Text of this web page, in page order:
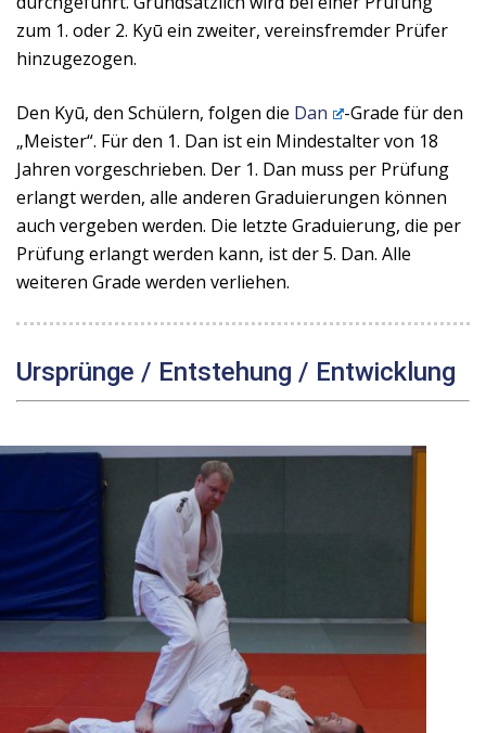
zum 1. oder 2. Kyū ein zweiter, vereinsfremder Prüfer
hinzugezogen.
Den Kyū, den Schülern, folgen die Dan
-Grade für den
„Meister“. Für den 1. Dan ist ein Mindestalter von 18
Jahren vorgeschrieben. Der 1. Dan muss per Prüfung
erlangt werden, alle anderen Graduierungen können
auch vergeben werden. Die letzte Graduierung, die per
Prüfung erlangt werden kann, ist der 5. Dan. Alle
weiteren Grade werden verliehen.
Ursprünge / Entstehung / Entwicklung